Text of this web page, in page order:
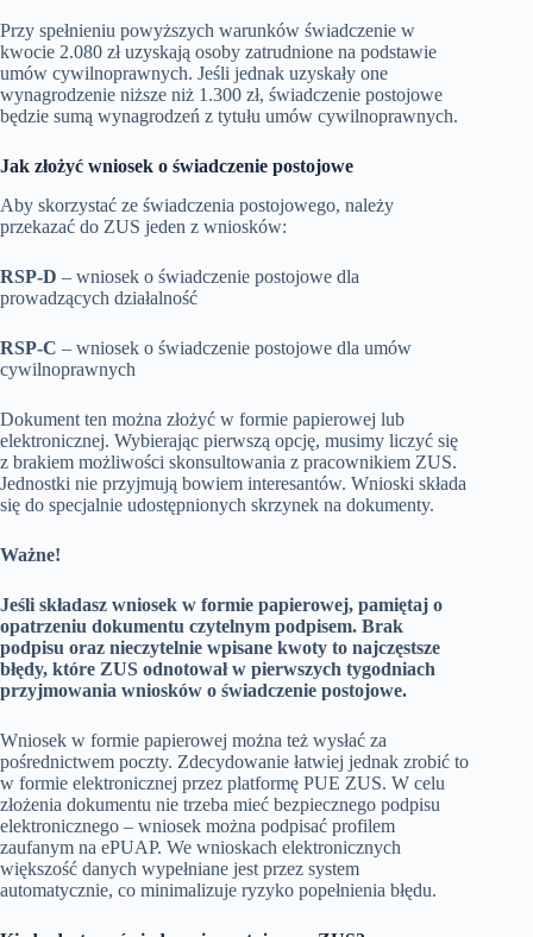
Przy spełnieniu powyższych warunków świadczenie w
kwocie 2.080 zł uzyskają osoby zatrudnione na podstawie
umów cywilnoprawnych. Jeśli jednak uzyskały one
wynagrodzenie niższe niż 1.300 zł, świadczenie postojowe
będzie sumą wynagrodzeń z tytułu umów cywilnoprawnych.
Jak złożyć wniosek o świadczenie postojowe
Aby skorzystać ze świadczenia postojowego, należy
przekazać do ZUS jeden z wniosków:
RSP-D – wniosek o świadczenie postojowe dla
prowadzących działalność
RSP-C – wniosek o świadczenie postojowe dla umów
cywilnoprawnych
Dokument ten można złożyć w formie papierowej lub
elektronicznej. Wybierając pierwszą opcję, musimy liczyć się
z brakiem możliwości skonsultowania z pracownikiem ZUS.
Jednostki nie przyjmują bowiem interesantów. Wnioski składa
się do specjalnie udostępnionych skrzynek na dokumenty.
Ważne!
Jeśli składasz wniosek w formie papierowej, pamiętaj o
opatrzeniu dokumentu czytelnym podpisem. Brak
podpisu oraz nieczytelnie wpisane kwoty to najczęstsze
błędy, które ZUS odnotował w pierwszych tygodniach
przyjmowania wniosków o świadczenie postojowe.
Wniosek w formie papierowej można też wysłać za
pośrednictwem poczty. Zdecydowanie łatwiej jednak zrobić to
w formie elektronicznej przez platformę PUE ZUS. W celu
złożenia dokumentu nie trzeba mieć bezpiecznego podpisu
elektronicznego – wniosek można podpisać profilem
zaufanym na ePUAP. We wnioskach elektronicznych
większość danych wypełniane jest przez system
automatycznie, co minimalizuje ryzyko popełnienia błędu.